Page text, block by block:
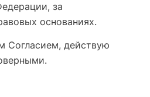
за
основаниях.
Согласием, действую